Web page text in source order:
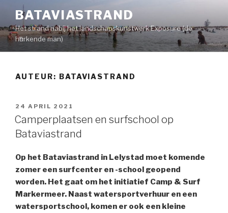
inhoud
springen
BATAVIASTRAND
Het strand nabij het landschapskunstwerk Exposure (de
hurkende man)
AUTEUR: BATAVIASTRAND
GEPLAATST
OP
24 APRIL 2021
Camperplaatsen en surfschool op
Bataviastrand
Op het Bataviastrand in Lelystad moet komende
zomer een surfcenter en -school geopend
worden. Het gaat om het initiatief Camp & Surf
Markermeer. Naast watersportverhuur en een
watersportschool, komen er ook een kleine